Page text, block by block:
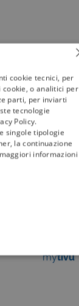
mytivù
cookie tecnici, per
o analitici per
parti, per inviarti
tecnologie
Policy.
singole tipologie
la continuazione
informazioni